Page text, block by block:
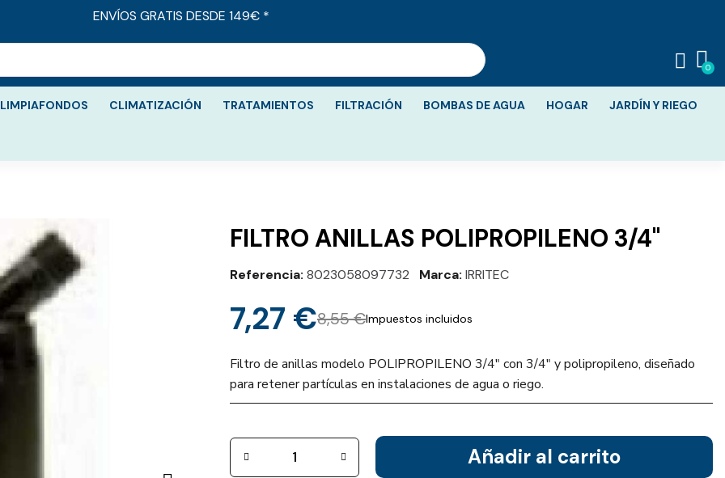
ENVÍOS GRATIS DESDE 149€ *
LIMPIAFONDOS CLIMATIZACIÓN TRATAMIENTOS FILTRACIÓN BOMBAS DE AGUA HOGAR JARDÍN Y RIEGO
FILTRO ANILLAS POLIPROPILENO 3/4"
Referencia 8023058097732 Marca IRRITEC
8,55 €
7,27 € Impuestos incluidos
Filtro de anillas modelo POLIPROPILENO 3/4" con 3/4" y polipropileno, diseñado
para retener partículas en instalaciones de agua o riego.
Añadir al carrito